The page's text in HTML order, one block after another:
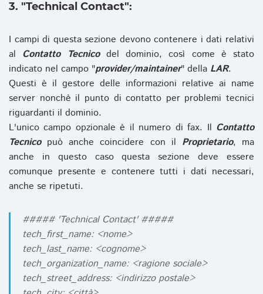
3. "Technical Contact":
I campi di questa sezione devono contenere i dati relativi
al Contatto Tecnicodel dominio, così come è stato
indicato nel campo "provider/maintainer" della LAR.
Questi è il gestore delle informazioni relative ai name
server nonchè il punto di contatto per problemi tecnici
riguardanti il dominio.
L'unico campo opzionale è il numero di fax. Il Contatto
Tecnicopuò anche coincidere con il Proprietario, ma
anche in questo caso questa sezione deve essere
comunque presente e contenere tutti i dati necessari,
anche se ripetuti.
##### 'Technical Contact' #####
tech_first_name: <nome>
tech_last_name: <cognome>
tech_organization_name: <ragione sociale>
tech_street_address: <indirizzo postale>